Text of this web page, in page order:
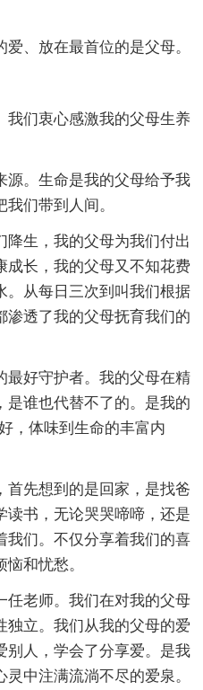
、放在最首位的是父母。
我们衷心感激我的父母生养
源。生命是我的父母给予我
们带到人间。
降生，我的父母为我们付出
成长，我的父母又不知花费
。从每日三次到叫我们根据
渗透了我的父母抚育我们的
最好守护者。我的父母在精
是谁也代替不了的。是我的
，体味到生命的丰富内
首先想到的是回家，是找爸
读书，无论哭哭啼啼，还是
我们。不仅分享着我们的喜
和忧愁。
任老师。我们在对我的父母
独立。我们从我的父母的爱
别人，学会了分享爱。是我
中注满流淌不尽的爱泉。